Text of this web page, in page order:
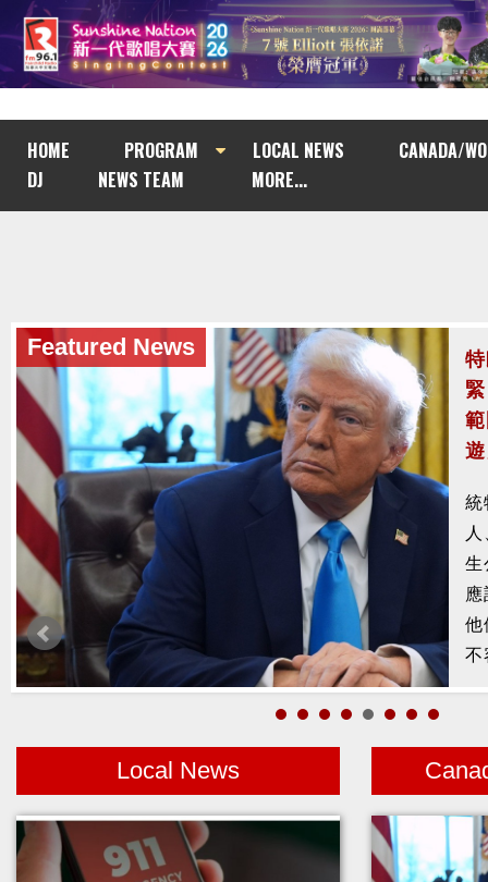
HOME PROGRAM LOCAL NEWS
CANADA/
DJ
NEWS TEAM MORE...
Featured News
槍
示
者
Local News